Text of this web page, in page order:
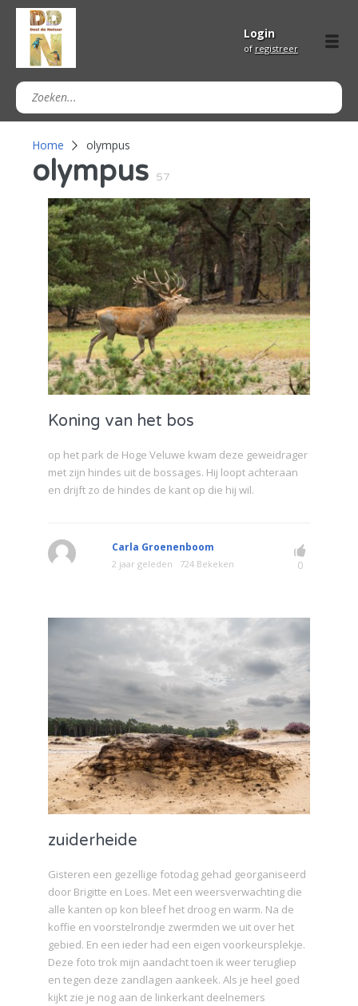
Login
of registreer
Home olympus
olympus 57
Koning van het bos
op het park de Hoge Veluwe kwam deze geweidrager
met zijn hindes uit de bossages. Hij loopt achteraan
en drijft zo de hindes de kant op die hij wil.
Carla Groenenboom
2 jaar geleden 724 Bekeken 0
zuiderheide
Gisteren een gezellige fotodag gehad georganiseerd
door Brigitte en Loes. Met een weersverwachting die
alle kanten op kon bleef het droog en warm. Na de
koffie en voorstelrondje zwermden we uit over het
gebied. En een ieder had een eigen voorkeursplekje.
Deze foto trok mijn aandacht toen ik weer terugliep
en tegen deze zandlagen aankeek. Als je heel goed
kijkt zie je nog aan de linkerkant deelnemers